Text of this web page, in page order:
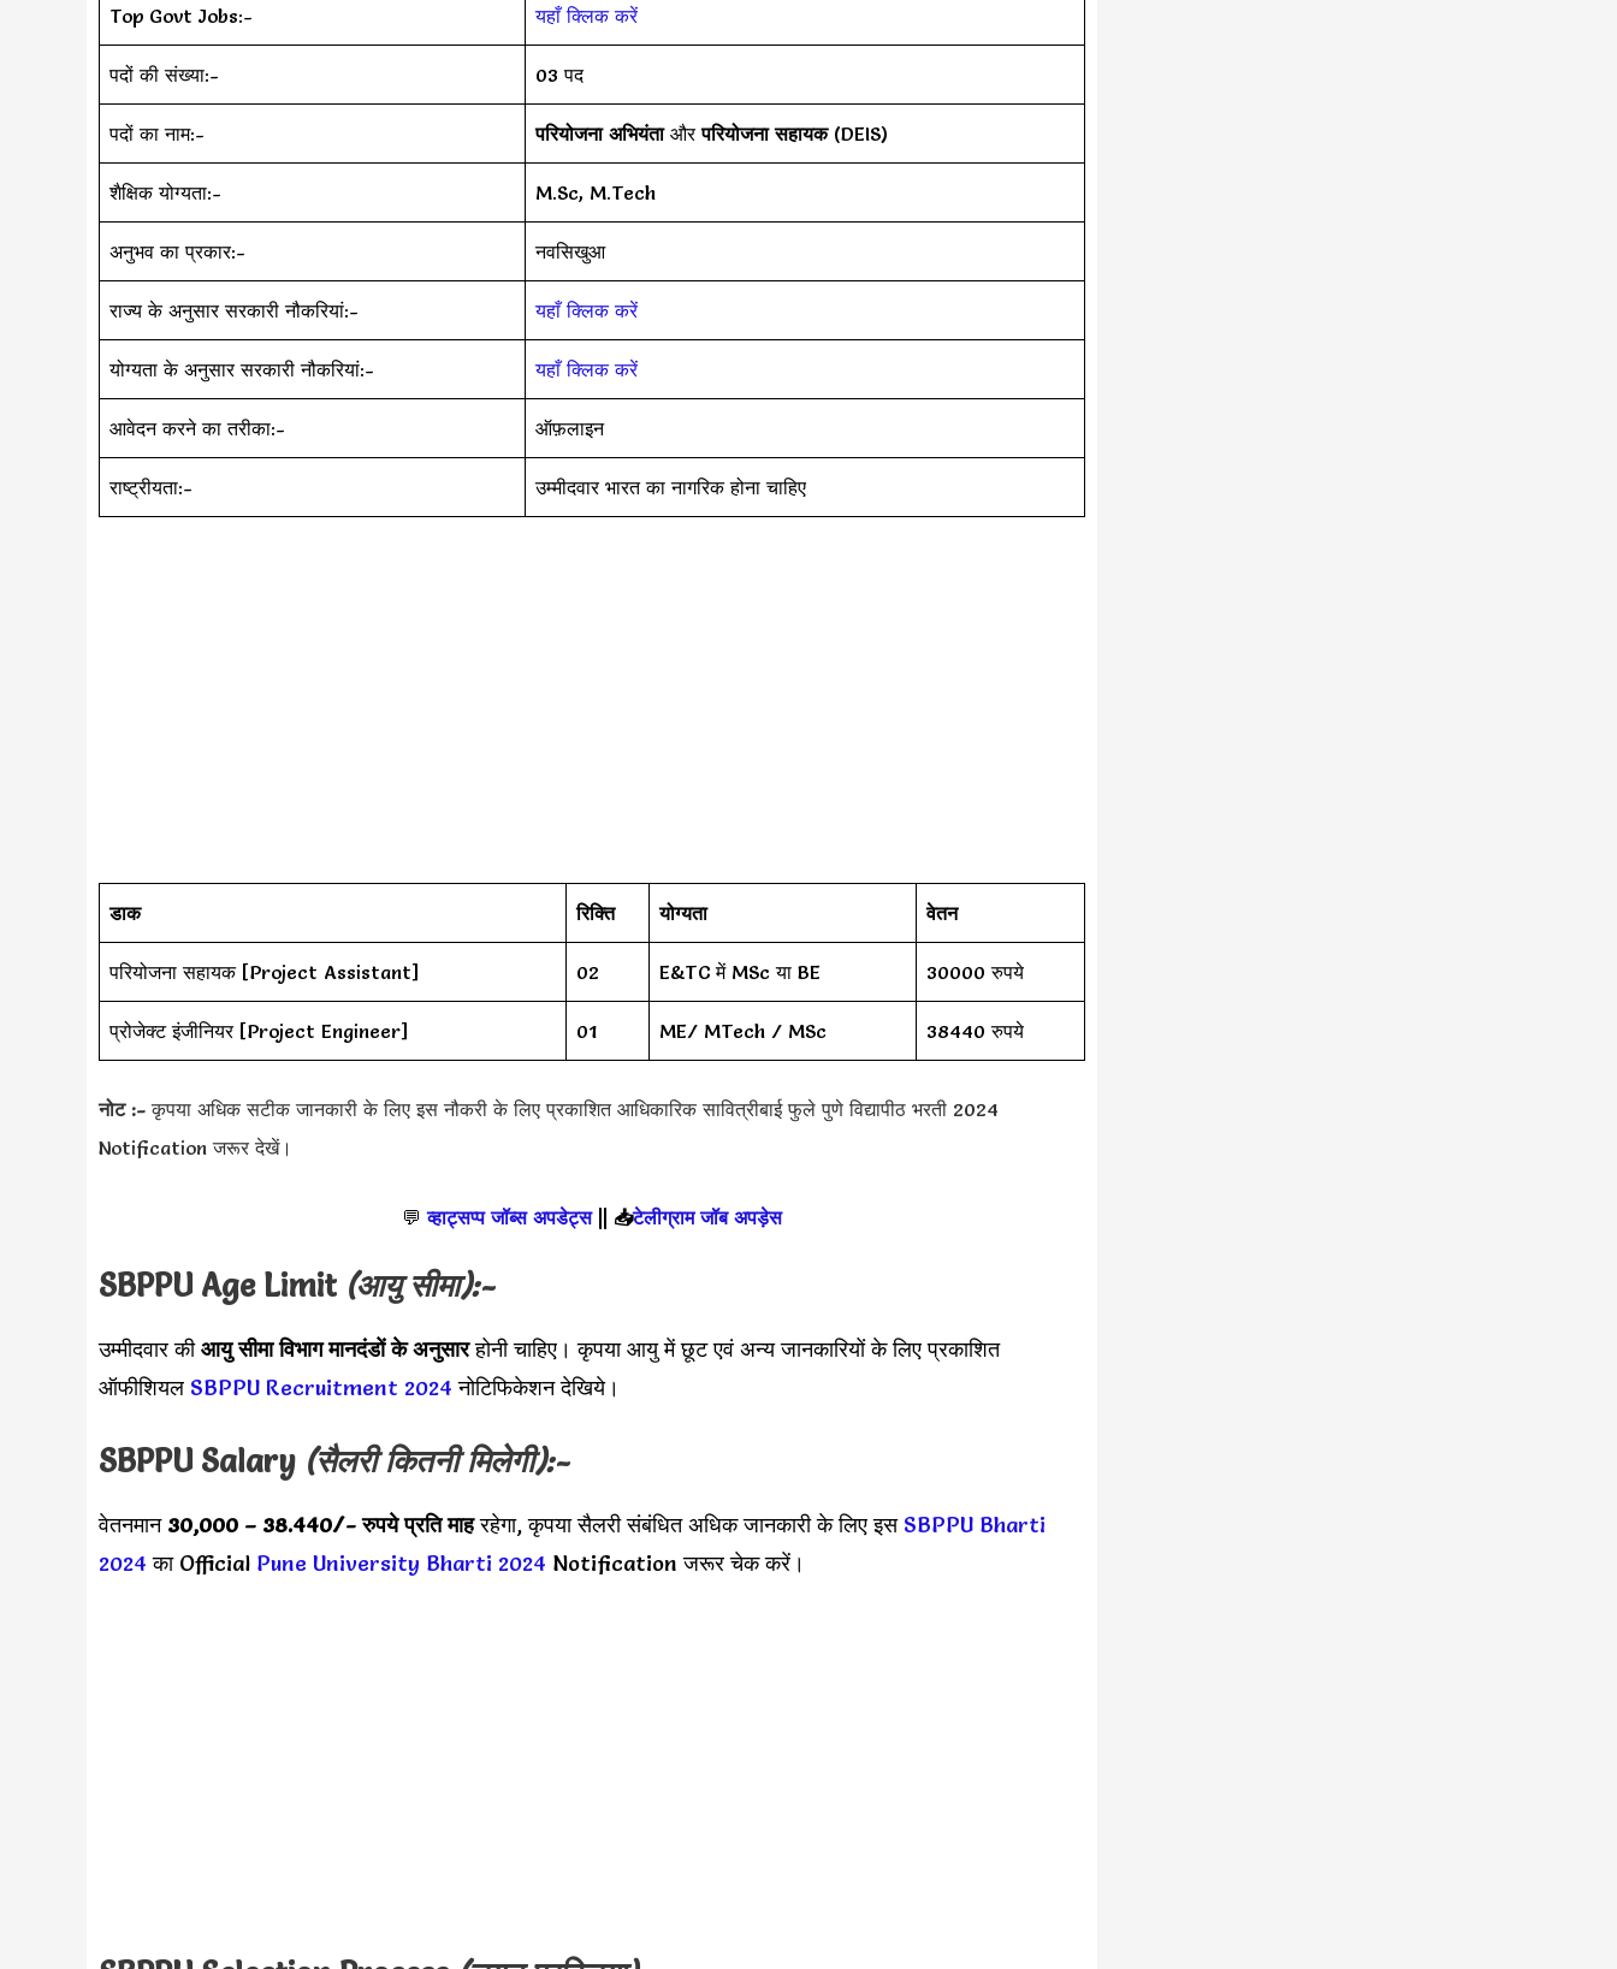
Top Govt Jobs:- यहाँ क्लिक करें
पदों की संख्या:- 03 पद
पदों का नाम:- परियोजना अभियंता औरपरियोजना सहायक(DEIS)
शैक्षिक योग्यता:- M.Sc, M.Tech
अनुभव का प्रकार:- नवसिखुआ
राज्य के अनुसार सरकारी नौकरियां:- यहाँ क्लिक करें
योग्यता के अनुसार सरकारी नौकरियां:- यहाँ क्लिक करें
आवेदन करने का तरीका:- ऑफ़लाइन
राष्ट्रीयता:- उम्मीदवार भारत का नागरिक होना चाहिए
डाक रिक्ति योग्यता वेतन
परियोजना सहायक [Project Assistant] 02 E&TC में MSc या BE 30000 रुपये
प्रोजेक्ट इंजीनियर [Project Engineer] 01 ME/ MTech / MSc 38440 रुपये
नोट :- कृपया अधिक सटीक जानकारी के लिए इस नौकरी के लिए प्रकाशित आधिकारिक सावित्रीबाई फुले पुणे विद्यापीठ भरती 2024
Notification जरूर देखें।
💬 व्हाट्सप्प जॉब्स अपडेट्स|| 📥टेलीग्राम जॉब अपड़ेस
SBPPU Age Limit (आयु सीमा):-
उम्मीदवार कीआयु सीमाविभाग मानदंडों के अनुसारहोनी चाहिए। कृपया आयु में छूट एवं अन्य जानकारियों के लिए प्रकाशित
ऑफीशियल SBPPU Recruitment 2024 नोटिफिकेशन देखिये।
SBPPU Salary (सैलरी कितनी मिलेगी):-
वेतनमान30,000 – 38.440/- रुपये प्रति माहरहेगा, कृपया सैलरी संबंधित अधिक जानकारी के लिए इस SBPPU Bharti
2024 का Official Pune University Bharti 2024 Notification जरूर चेक करें।